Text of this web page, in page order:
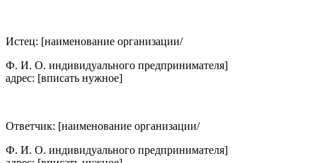
Истец: [наименование организации/
Ф. И. О. индивидуального предпринимателя]
адрес: [вписать нужное]
Ответчик: [наименование организации/
Ф. И. О. индивидуального предпринимателя]